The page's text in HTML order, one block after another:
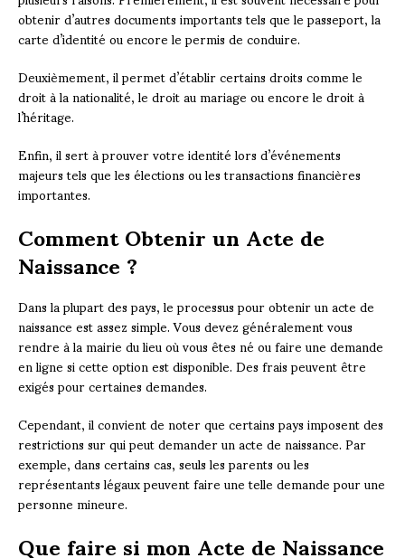
obtenir d’autres documents importants tels que le passeport, la
carte d’identité ou encore le permis de conduire.
Deuxièmement, il permet d’établir certains droits comme le
droit à la nationalité, le droit au mariage ou encore le droit à
l’héritage.
Enfin, il sert à prouver votre identité lors d’événements
majeurs tels que les élections ou les transactions financières
importantes.
Comment Obtenir un Acte de
Naissance ?
Dans la plupart des pays, le processus pour obtenir un acte de
naissance est assez simple. Vous devez généralement vous
rendre à la mairie du lieu où vous êtes né ou faire une demande
en ligne si cette option est disponible. Des frais peuvent être
exigés pour certaines demandes.
Cependant, il convient de noter que certains pays imposent des
restrictions sur qui peut demander un acte de naissance. Par
exemple, dans certains cas, seuls les parents ou les
représentants légaux peuvent faire une telle demande pour une
personne mineure.